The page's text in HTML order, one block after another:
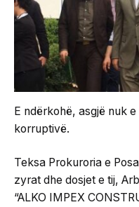
E ndërkohë, asgjë nuk
korruptivë.
Teksa Prokuroria e
zyrat dhe dosjet e tij,
“ALKO IMPEX